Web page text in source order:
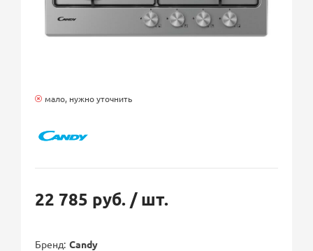
мало, нужно уточнить
22 785 руб. / шт.
Бренд Candy